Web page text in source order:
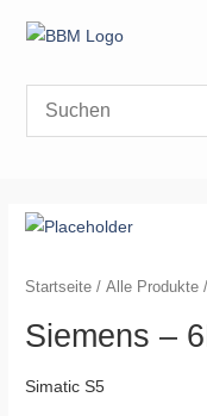
Inhalt
Startseite /Alle Produkte /
Siemens –
Simatic S5
Siemens
6ES5928-
Menge